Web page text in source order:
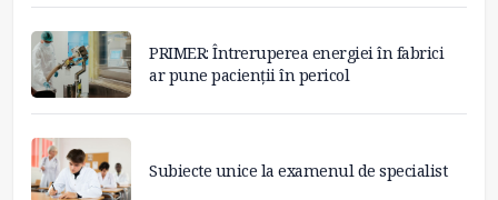
PRIMER: Întreruperea energiei în fabrici
ar pune pacienții în pericol
Subiecte unice la examenul de specialist